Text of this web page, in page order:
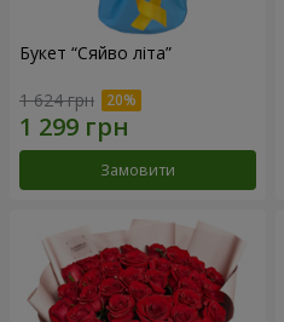
Букет “Сяйво літа”
1 624 грн
Замовити